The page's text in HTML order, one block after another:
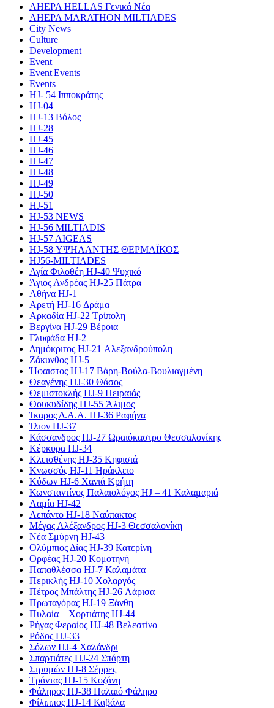
AHEPA HELLAS Γενικά Νέα
AHEPA MARATHON MILTIADES
City News
Culture
Development
Event
Event|Events
Events
HJ- 54 Ιπποκράτης
HJ-04
HJ-13 Βόλος
HJ-28
HJ-45
HJ-46
HJ-47
HJ-48
HJ-49
HJ-50
HJ-51
HJ-53 NEWS
HJ-56 MILTIADIS
HJ-57 AIGEAS
HJ-58 ΥΨΗΛΑΝΤΗΣ ΘΕΡΜΑΪΚΟΣ
HJ56-MILTIADES
Αγία Φιλοθέη HJ-40 Ψυχικό
Άγιος Ανδρέας HJ-25 Πάτρα
Αθήνα HJ-1
Αρετή HJ-16 Δράμα
Αρκαδία HJ-22 Τρίπολη
Βεργίνα HJ-29 Βέροια
Γλυφάδα HJ-2
Δημόκριτος HJ-21 Αλεξανδρούπολη
Ζάκυνθος HJ-5
Ήφαιστος HJ-17 Βάρη-Βούλα-Βουλιαγμένη
Θεαγένης HJ-30 Θάσος
Θεμιστοκλής HJ-9 Πειραιάς
Θουκυδίδης HJ-55 Άλιμος
Ίκαρος Δ.Α.Α. HJ-36 Ραφήνα
Ίλιον HJ-37
Κάσσανδρος HJ-27 Ωραιόκαστρο Θεσσαλονίκης
Κέρκυρα HJ-34
Κλεισθένης HJ-35 Κηφισιά
Κνωσσός HJ-11 Ηράκλειο
Κύδων HJ-6 Χανιά Κρήτη
Κωνσταντίνος Παλαιολόγος HJ – 41 Καλαμαριά
Λαμία HJ-42
Λεπάντο HJ-18 Ναύπακτος
Μέγας Αλέξανδρος HJ-3 Θεσσαλονίκη
Νέα Σμύρνη HJ-43
Ολύμπιος Δίας HJ-39 Κατερίνη
Ορφέας HJ-20 Κομοτηνή
Παπαθλέσσα HJ-7 Καλαμάτα
Περικλής HJ-10 Χολαργός
Πέτρος Μπάλτης HJ-26 Λάρισα
Πρωταγόρας HJ-19 Ξάνθη
Πυλαία – Χορτιάτης HJ-44
Ρήγας Φεραίος HJ-48 Βελεστίνο
Ρόδος HJ-33
Σόλων HJ-4 Χαλάνδρι
Σπαρτιάτες HJ-24 Σπάρτη
Στρυμών HJ-8 Σέρρες
Τράντας HJ-15 Κοζάνη
Φάληρος HJ-38 Παλαιό Φάληρο
Φίλιππος HJ-14 Καβάλα